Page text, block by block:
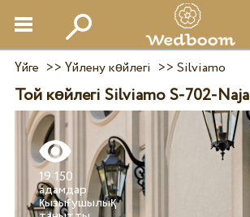
Үйге >> Үйлену көйлегі >> Silviamo
Той көйлегі Silviamo S-702-Naja
19 150
адамдар
қызығушылық